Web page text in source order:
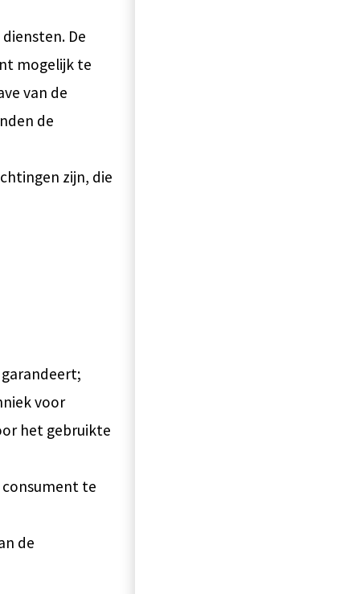
De
mogelijk te
van de
de
zijn, die
voor
het gebruikte
te
de